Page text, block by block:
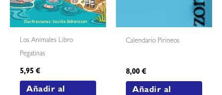
Los Animales Libro
Pegatinas
5,95€
Añadir al
Calendario Pirineos
8,00€
Añadir al